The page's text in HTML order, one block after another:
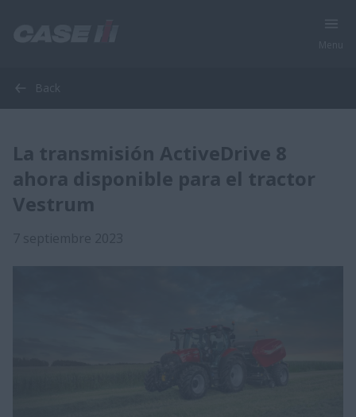
Back
La transmisión ActiveDrive 8
ahora disponible para el tractor
Vestrum